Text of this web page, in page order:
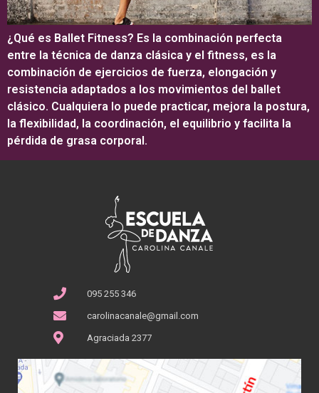
¿Qué es Ballet Fitness? Es la combinación perfecta
entre la técnica de danza clásica y el fitness, es la
combinación de ejercicios de fuerza, elongación y
resistencia adaptados a los movimientos del ballet
clásico. Cualquiera lo puede practicar, mejora la postura,
la flexibilidad, la coordinación, el equilibrio y facilita la
pérdida de grasa corporal.
095 255 346
carolinacanale@gmail.com
Agraciada 2377